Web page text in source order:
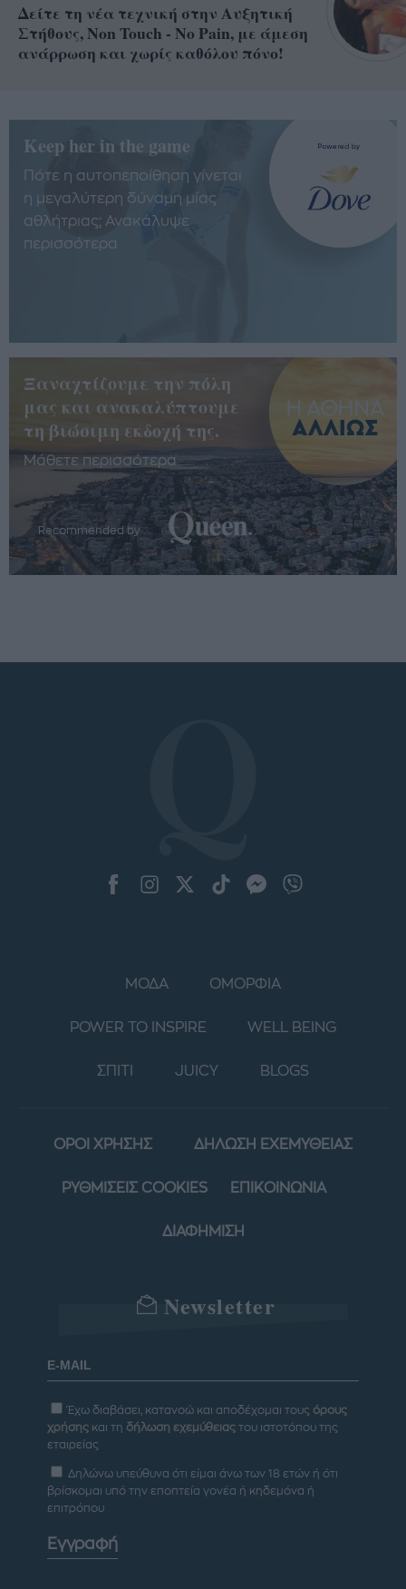
Δείτε τη νέα τεχνική στην Αυξητική
Στήθους, Non Touch - No Pain, με άμεση
ανάρρωση και χωρίς καθόλου πόνο!
Keep her in the game
Πότε η αυτοπεποίθηση γίνεται
η μεγαλύτερη δύναμη μίας
αθλήτριας; Ανακάλυψε
περισσότερα
Ξαναχτίζουμε την πόλη
μας και ανακαλύπτουμε
τη βιώσιμη εκδοχή της.
Μάθετε περισσότερα
Recommended by
ΜΟΔΑ ΟΜΟΡΦΙΑ
POWER TO INSPIRE WELL BEING
ΣΠΙΤΙ JUICY BLOGS
ΟΡΟΙ ΧΡΗΣΗΣ ΔΗΛΩΣΗ ΕΧΕΜΥΘΕΙΑΣ
ΡΥΘΜΙΣΕΙΣ COOKIES ΕΠΙΚΟΙΝΩΝΙΑ
ΔΙΑΦΗΜΙΣΗ
Newsletter
Έχω διαβάσει, κατανοώ και αποδέχομαι τους όρους
χρήσης και τη δήλωση εχεμύθειας του ιστοτόπου της
εταιρείας
Δηλώνω υπεύθυνα ότι είμαι άνω των 18 ετών ή ότι
βρίσκομαι υπό την εποπτεία γονέα ή κηδεμόνα ή
επιτρόπου
Εγγραφή